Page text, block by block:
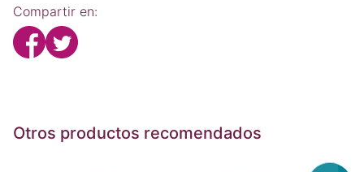
Compartir en:
Otros productos recomendados